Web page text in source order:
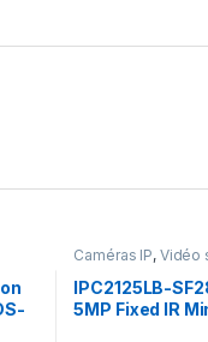
Caméras IP, Vidéo
IPC2125LB-
5MP Fixed IR